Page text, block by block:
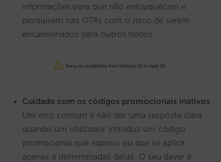
informações para que não enlouqueçam e
pesquisem nas OTAs com o risco de serem
encaminhados para outros hotéis.
Cuidado com os códigos promocionais inativos
Um erro comum é não dar uma resposta clara
quando um utilizador introduz um código
promocional que expirou ou que se aplica
apenas a determinadas datas. O seu dever é